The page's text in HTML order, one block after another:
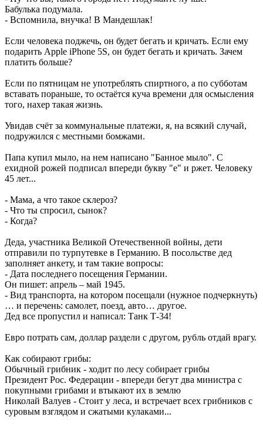
Бабулька подумала.
- Вспомнила, внучка! В Мандешлак!
Если человека поджечь, он будет бегать и кричать. Если ему
подарить Apple iPhone 5S, он будет бегать и кричать. Зачем
платить больше?
Если по пятницам не употреблять спиртного, а по субботам
вставать пораньше, то остаётся куча времени для осмысления
того, нахер такая жизнь.
Увидав счёт за коммунальные платежи, я, на всякий случай,
подружился с местными бомжами.
Папа купил мыло, на нем написано "Банное мыло". С
ехидной рожей подписал впереди букву "е" и ржет. Человеку
45 лет...
- Мама, а что такое склероз?
- Что ты спросил, сынок?
- Когда?
Деда, участника Великой Отечественной войны, дети
отправили по турпутевке в Германию. В посольстве дед
заполняет анкету, и там такие вопросы:
- Дата последнего посещения Германии.
Он пишет: апрель – май 1945.
- Вид транспорта, на котором посещали (нужное подчеркнуть)
… и перечень: самолет, поезд, авто… другое.
Дед все пропустил и написал: Танк Т-34!
Евро потрать сам, доллар раздели с другом, рубль отдай врагу.
Как собирают грибы:
Обычный грибник - ходит по лесу собирает грибы
Президент Рос. Федерации - впереди бегут два министра с
покупными грибами и втыкают их в землю
Николай Валуев - Стоит у леса, и встречает всех грибников с
суровым взглядом и сжатыми кулаками...